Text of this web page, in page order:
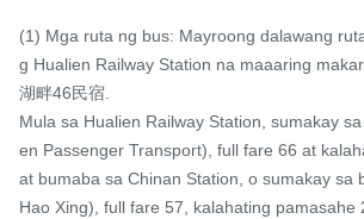
(1) Mga ruta ng bus: Mayroong dalawang
g Hualien Railway Station na maaaring
湖畔46民宿.
Mula sa Hualien Railway Station, sumakay
en Passenger Transport), full fare 66 at
at bumaba sa Chinan Station, o sumakay sa
Hao Xing), full fare 57, kalahating pamasahe